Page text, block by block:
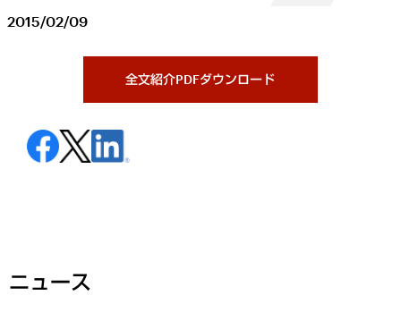
2015/02/09
全文紹介PDFダウンロード
ニュース